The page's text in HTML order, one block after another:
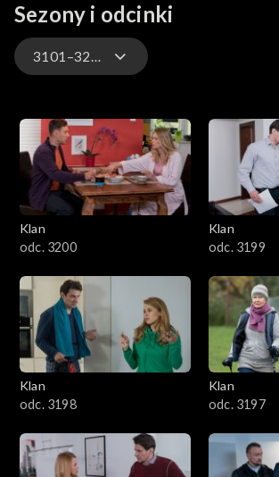
przeprowadzenia analizy kredytowej i prosi o
Sezony i odcinki
3101–3200
4601–4700
4501–4600
4401–4500
4301–4400
4201–4300
4101–4200
3901–4000
Klan
odc. 3200
Klan
odc. 3199
Klan
odc. 3198
Klan
odc. 3197